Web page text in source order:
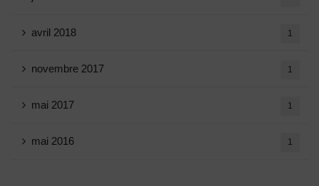
avril 2018 1
novembre 2017 1
mai 2017 1
mai 2016 1